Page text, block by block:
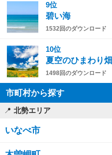
9位
碧い海
1532回のダウンロード
10位
夏空のひまわり畑
1498回のダウンロード
市町村から探す
北勢エリア
いなべ市